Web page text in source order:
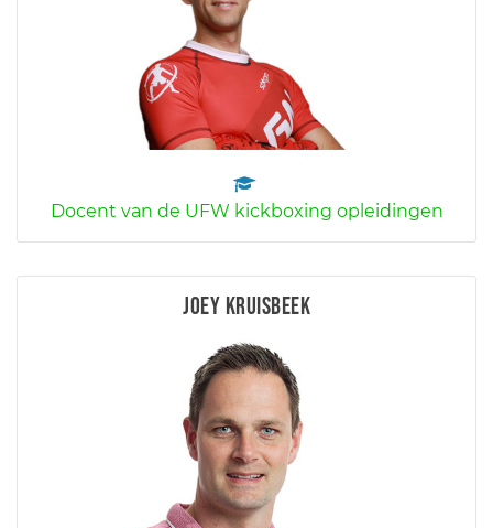
Docent van de UFW kickboxing opleidingen
Joey Kruisbeek